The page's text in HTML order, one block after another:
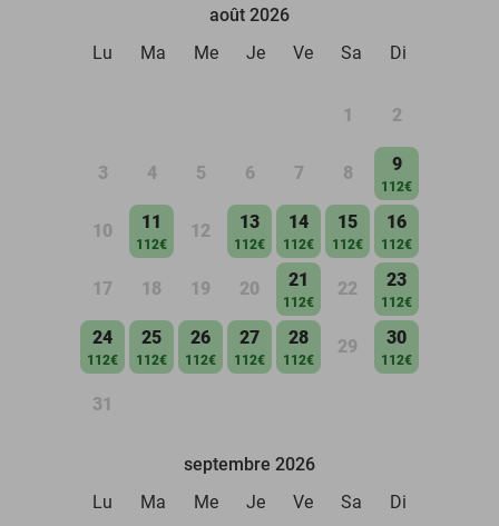
août 2026
Lu
Ma Me Je Ve Sa Di
1 2
3 4 5 6 7 8 9
112€
10 11
112€
12 13
112€
14
112€
15
112€
16
112€
17 18 19 20 21
112€
22 23
112€
24
112€
25
112€
26
112€
27
112€
28
112€
29 30
112€
31
septembre 2026
Lu
Ma Me Je Ve Sa Di